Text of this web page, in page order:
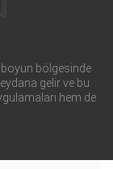
boyun bölgesinde
gelir ve bu
hem de